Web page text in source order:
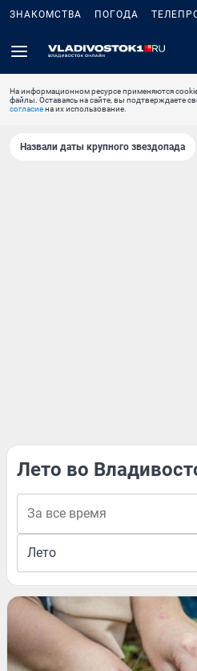
ЗНАКОМСТВА ПОГОДА
На информационном ресурсе применяются
файлы. Оставаясь на сайте, вы подтверждаете
согласиена их использование.
Назвали даты крупного звездопада
Лето во